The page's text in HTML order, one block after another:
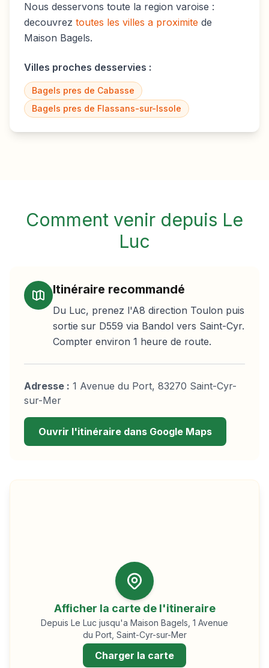
Nous desservons toute la region varoise :
decouvrez toutes les villes a proximite de
Maison Bagels.
Villes proches desservies :
Bagels pres de Cabasse
Bagels pres de Flassans-sur-Issole
Comment venir depuis Le
Luc
Itinéraire recommandé
Du Luc, prenez l'A8 direction Toulon puis
sortie sur D559 via Bandol vers Saint-Cyr.
Compter environ 1 heure de route.
Adresse : 1 Avenue du Port, 83270 Saint-Cyr-
sur-Mer
Ouvrir l'itinéraire dans Google Maps
Afficher la carte de l'itineraire
Depuis Le Luc jusqu'a Maison Bagels, 1 Avenue
du Port, Saint-Cyr-sur-Mer
Charger la carte